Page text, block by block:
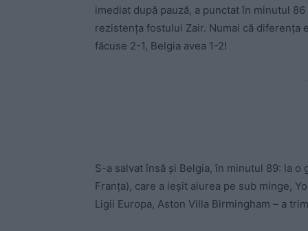
imediat după pauză, a punctat în minutul
rezistența fostului Zair. Numai că diferența
făcuse 2-1, Belgia avea 1-2!
S-a salvat însă și Belgia, în minutul 89: la
Franța), care a ieșit aiurea pe sub minge,
Ligii Europa, Aston Villa Birmingham – a